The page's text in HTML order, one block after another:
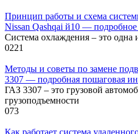
Принцип работы и схема
Nissan Qashqai й10 — подробное
Система охлаждения – это одна
0221
Методы и советы по замене
3307 — подробная пошаговая
ГАЗ 3307 – это грузовой
грузоподъемности
073